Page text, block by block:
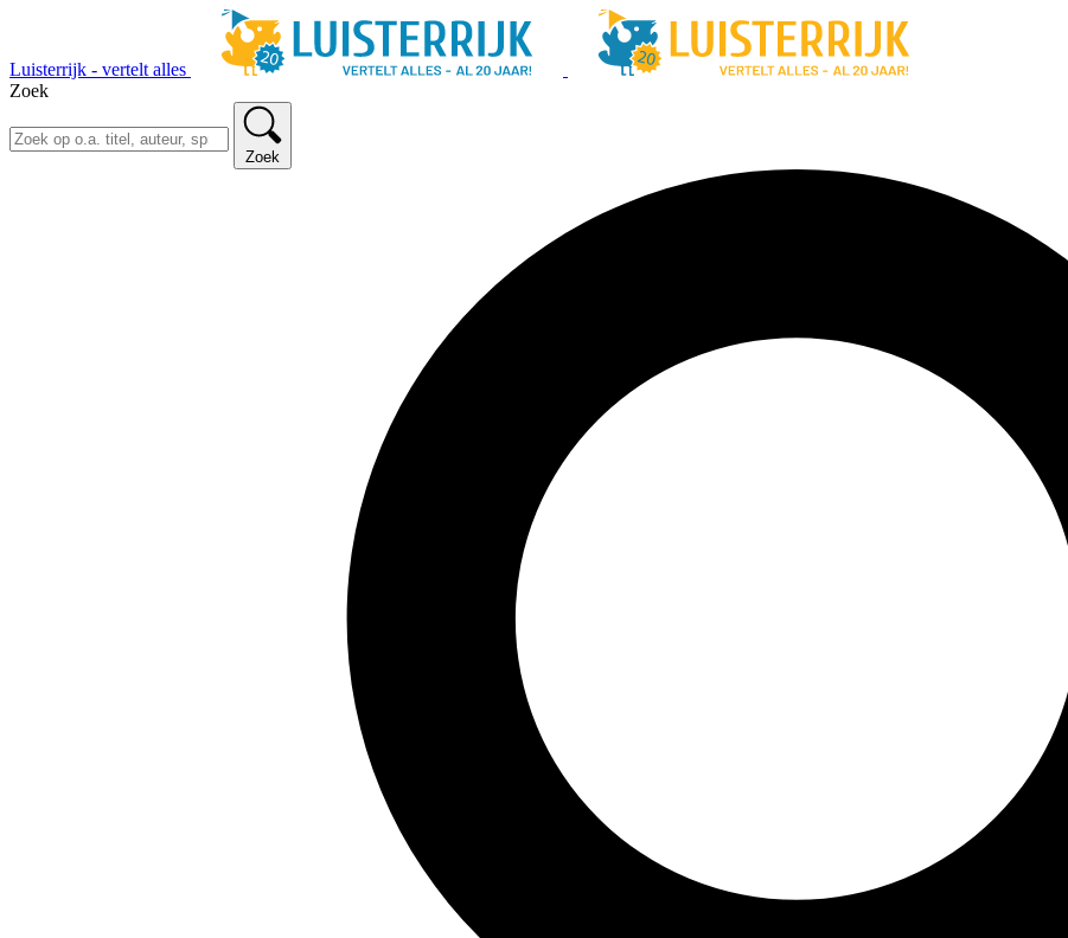
Luisterrijk - vertelt alles
Zoek
Zoek